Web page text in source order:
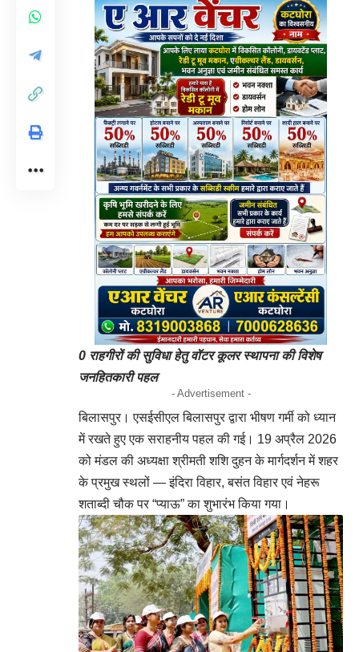
0 राहगीरों की सुविधा हेतु वॉटर कूलर स्थापना की विशेष
जनहितकारी पहल
- Advertisement -
बिलासपुर। एसईसीएल बिलासपुर द्वारा भीषण गर्मी को ध्यान
में रखते हुए एक सराहनीय पहल की गई। 19 अप्रैल 2026
को मंडल की अध्यक्षा श्रीमती शशि दुहन के मार्गदर्शन में शहर
के प्रमुख स्थलों — इंदिरा विहार, बसंत विहार एवं नेहरू
शताब्दी चौक पर “प्याऊ” का शुभारंभ किया गया।